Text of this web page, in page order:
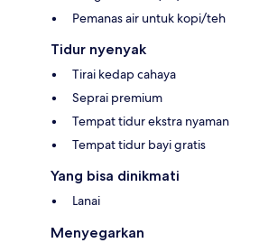
Pemanas air untuk kopi/teh
Tidur nyenyak
Tirai kedap cahaya
Seprai premium
Tempat tidur ekstra nyaman
Tempat tidur bayi gratis
Yang bisa dinikmati
Lanai
Menyegarkan